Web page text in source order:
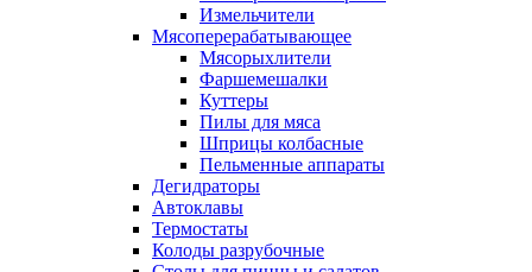
Измельчители
Мясоперерабатывающее
Мясорыхлители
Фаршемешалки
Куттеры
Пилы для мяса
Шприцы колбасные
Пельменные аппараты
Дегидраторы
Автоклавы
Термостаты
Колоды разрубочные